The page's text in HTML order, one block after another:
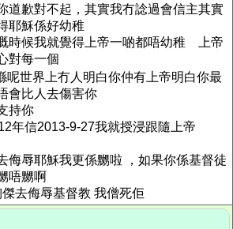
道歉對不起，其實我冇諗過會信主其實
耶穌係好幼稚
時候我就覺得上帝一啲都唔幼稚 上帝
對每一個
呢世界上冇人明白你仲有上帝明白你最
會比人去傷害你
持你
年信2013-9-27我就授浸跟隨上帝
侮辱耶穌我更係嬲啦 ，如果你係基督徒
唔嬲啊
去侮辱基督教 我僧死佢